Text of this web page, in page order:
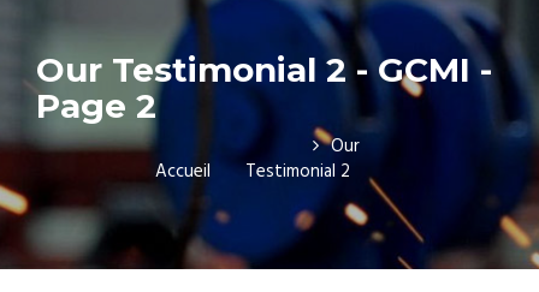
Our Testimonial 2 - GCMI -
Page 2
Accueil
Our
Testimonial 2